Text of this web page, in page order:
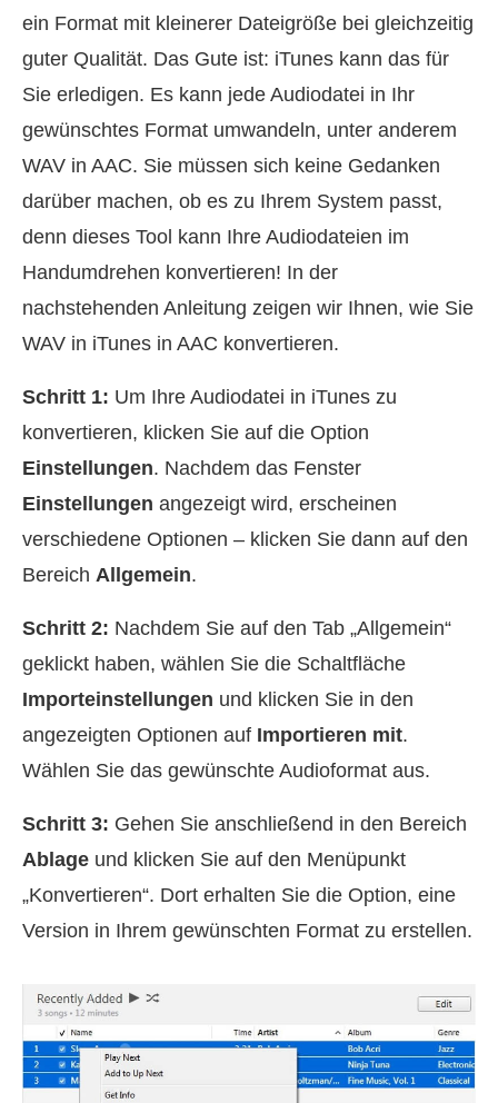
ein Format mit kleinerer Dateigröße bei gleichzeitig
guter Qualität. Das Gute ist: iTunes kann das für
Sie erledigen. Es kann jede Audiodatei in Ihr
gewünschtes Format umwandeln, unter anderem
WAV in AAC. Sie müssen sich keine Gedanken
darüber machen, ob es zu Ihrem System passt,
denn dieses Tool kann Ihre Audiodateien im
Handumdrehen konvertieren! In der
nachstehenden Anleitung zeigen wir Ihnen, wie Sie
WAV in iTunes in AAC konvertieren.
Schritt 1: Um Ihre Audiodatei in iTunes zu
konvertieren, klicken Sie auf die Option
Einstellungen. Nachdem das Fenster
Einstellungen angezeigt wird, erscheinen
verschiedene Optionen – klicken Sie dann auf den
Bereich Allgemein.
Schritt 2: Nachdem Sie auf den Tab „Allgemein“
geklickt haben, wählen Sie die Schaltfläche
Importeinstellungen und klicken Sie in den
angezeigten Optionen auf Importieren mit.
Wählen Sie das gewünschte Audioformat aus.
Schritt 3: Gehen Sie anschließend in den Bereich
Ablage und klicken Sie auf den Menüpunkt
„Konvertieren“. Dort erhalten Sie die Option, eine
Version in Ihrem gewünschten Format zu erstellen.